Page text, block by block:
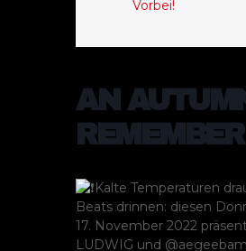
Vorbei!
AN
REMEMBER
Kalte Temperaturen
Beats drinnen: diesen
17. November 2022
LUDWIG und